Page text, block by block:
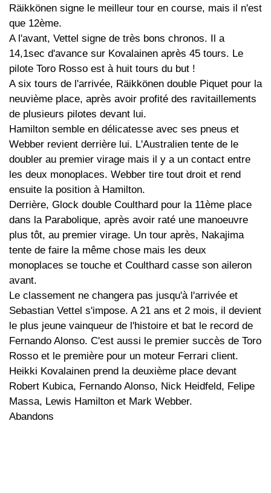
Räikkönen signe le meilleur tour en course, mais il n'est
que 12ème.
A l'avant, Vettel signe de très bons chronos. Il a
14,1sec d'avance sur Kovalainen après 45 tours. Le
pilote Toro Rosso est à huit tours du but !
A six tours de l'arrivée, Räikkönen double Piquet pour la
neuvième place, après avoir profité des ravitaillements
de plusieurs pilotes devant lui.
Hamilton semble en délicatesse avec ses pneus et
Webber revient derrière lui. L'Australien tente de le
doubler au premier virage mais il y a un contact entre
les deux monoplaces. Webber tire tout droit et rend
ensuite la position à Hamilton.
Derrière, Glock double Coulthard pour la 11ème place
dans la Parabolique, après avoir raté une manoeuvre
plus tôt, au premier virage. Un tour après, Nakajima
tente de faire la même chose mais les deux
monoplaces se touche et Coulthard casse son aileron
avant.
Le classement ne changera pas jusqu'à l'arrivée et
Sebastian Vettel s'impose. A 21 ans et 2 mois, il devient
le plus jeune vainqueur de l'histoire et bat le record de
Fernando Alonso. C'est aussi le premier succès de Toro
Rosso et le première pour un moteur Ferrari client.
Heikki Kovalainen prend la deuxième place devant
Robert Kubica, Fernando Alonso, Nick Heidfeld, Felipe
Massa, Lewis Hamilton et Mark Webber.
Abandons